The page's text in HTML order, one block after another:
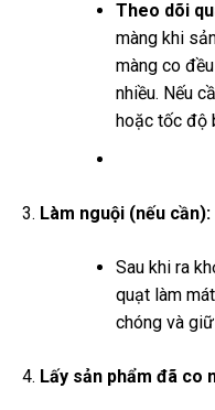
Theo dõi
màng khi
màng co
nhiều. Nếu
hoặc tốc độ
Làm nguội (nếu cần):
Sau khi ra
quạt làm
chóng và
Lấy sản phẩm đã co